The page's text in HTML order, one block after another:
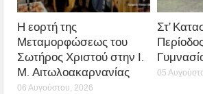
Η εορτή της
Μεταμορφώσεως του
Σωτήρος Χριστού στην Ι.
Μ. Αιτωλοακαρνανίας
06 Αυγούστου, 2026
Στ’
05